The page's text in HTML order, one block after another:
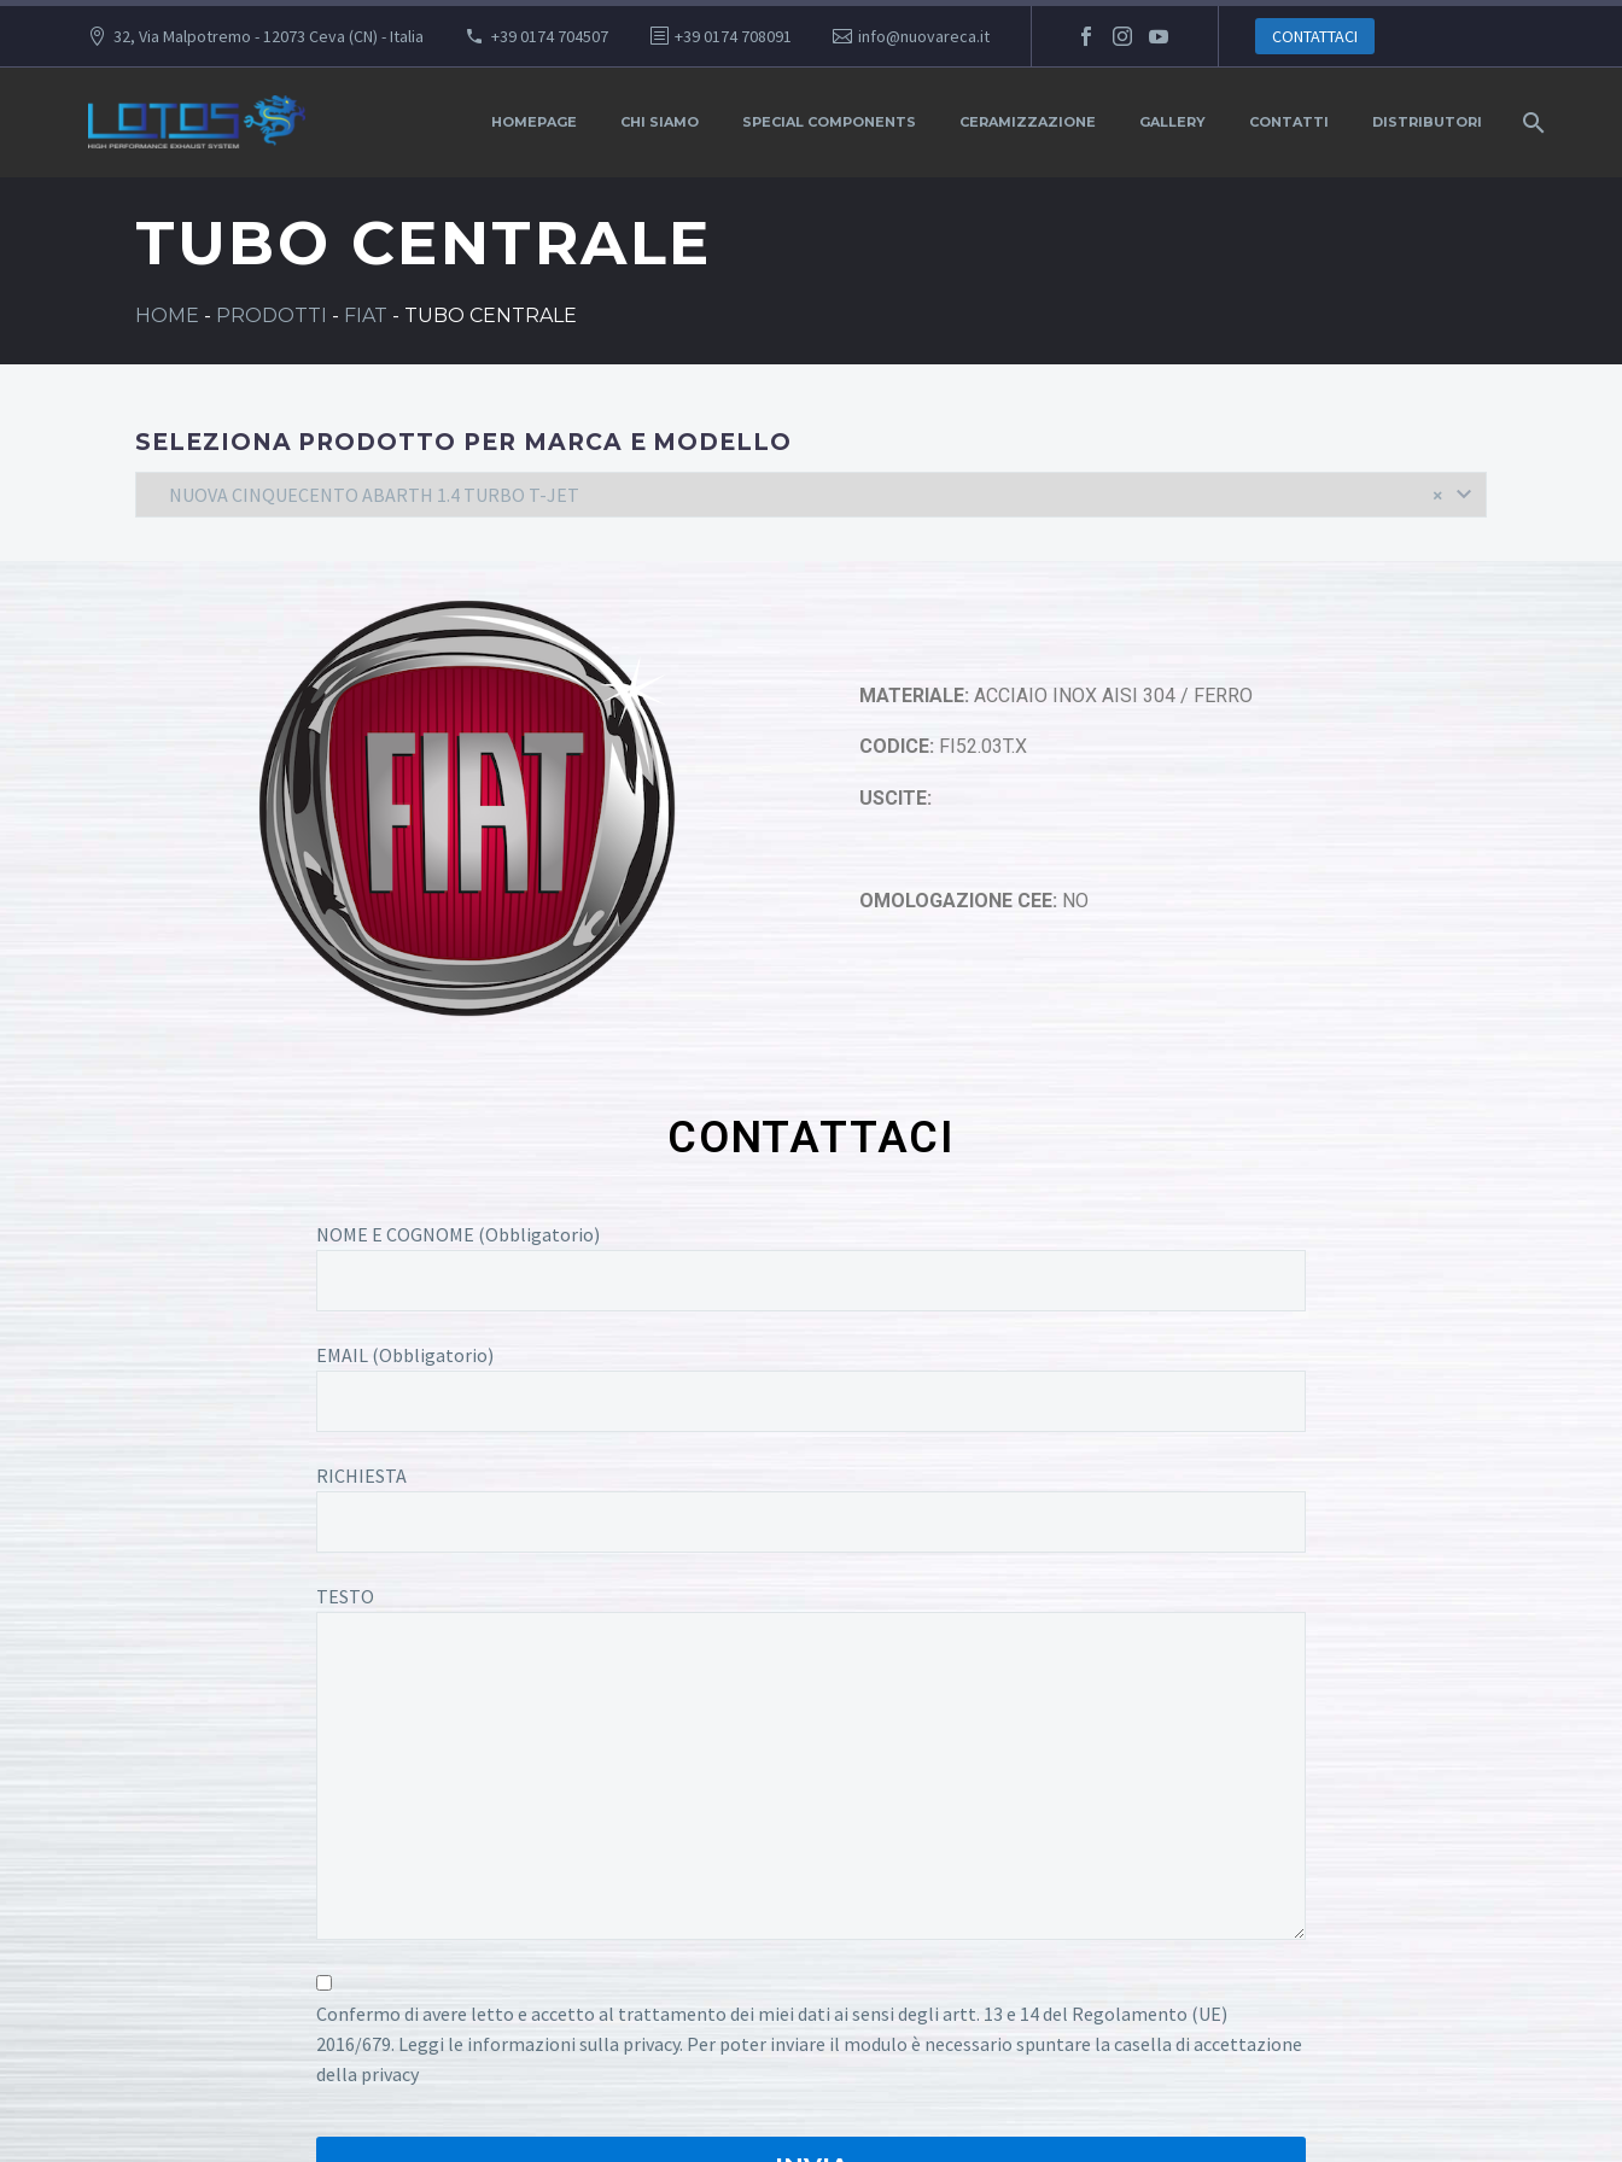
32, Via Malpotremo - 12073 Ceva (CN) - Italia +39 0174 704507 +39 0174 708091 info@nuovareca.it CONTATTACI
HOMEPAGE CHI SIAMO SPECIAL COMPONENTS CERAMIZZAZIONE GALLERY CONTATTI DISTRIBUTORI
TUBO CENTRALE
HOME - PRODOTTI - FIAT - TUBO CENTRALE
SELEZIONA PRODOTTO PER MARCA E MODELLO
×
NUOVA CINQUECENTO ABARTH 1.4 TURBO T-JET
MATERIALE: ACCIAIO INOX AISI 304 / FERRO
CODICE: FI52.03T.X
USCITE:
OMOLOGAZIONE CEE: NO
CONTATTACI
NOME E COGNOME (Obbligatorio)
EMAIL (Obbligatorio)
RICHIESTA
TESTO
Confermo di avere letto e accetto al trattamento dei miei dati ai sensi degli artt. 13 e 14 del Regolamento (UE)
2016/679. Leggi le informazioni sulla privacy. Per poter inviare il modulo è necessario spuntare la casella di accettazione
della privacy